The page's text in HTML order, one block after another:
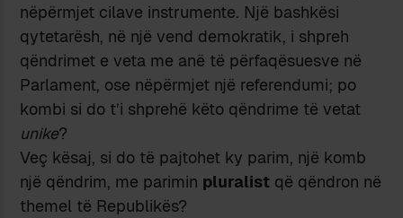
nëpërmjet cilave instrumente. Një bashkësi
qytetarësh, në një vend demokratik, i shpreh
qëndrimet e veta me anë të përfaqësuesve në
Parlament, ose nëpërmjet një referendumi; po
kombi si do t’i shprehë këto qëndrime të vetat
unike?
Veç kësaj, si do të pajtohet ky parim, një komb
një qëndrim, me parimin pluralist që qëndron në
themel të Republikës?